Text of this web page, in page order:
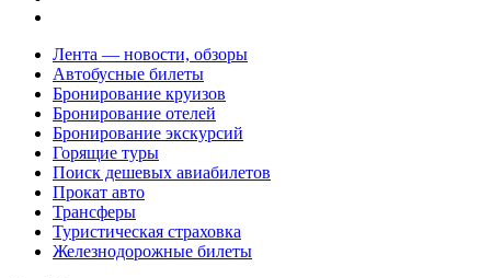
Лента — новости, обзоры
Автобусные билеты
Бронирование круизов
Бронирование отелей
Бронирование экскурсий
Горящие туры
Поиск дешевых авиабилетов
Прокат авто
Трансферы
Туристическая страховка
Железнодорожные билеты